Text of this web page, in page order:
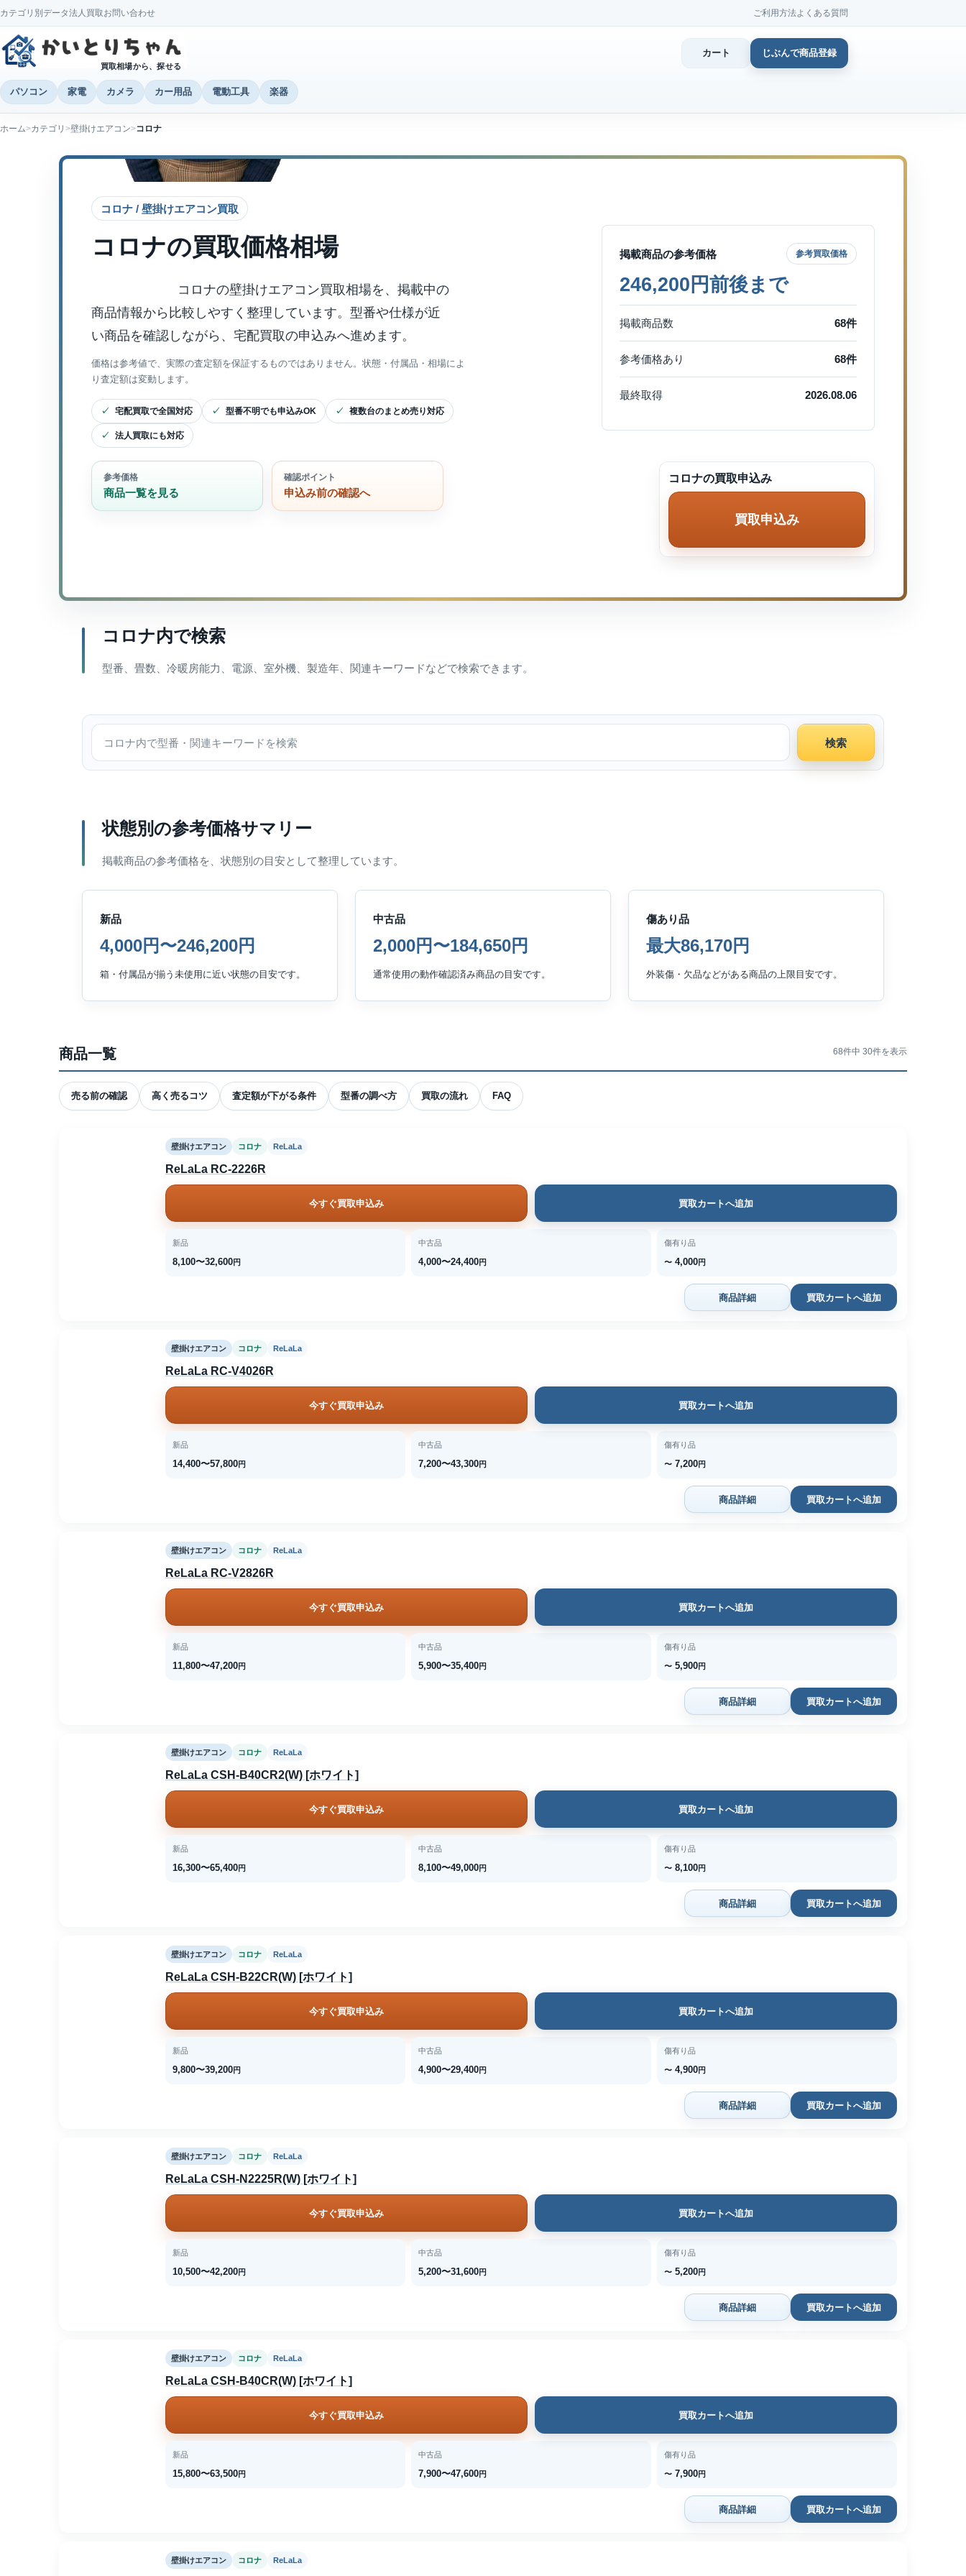
カテゴリ別データ法人買取お問い合わせ ご利用方法よくある質問
買取相場から、探せる
カート じぶんで商品登録
パソコン 家電 カメラ カー用品 電動工具 楽器
ホーム カテゴリ 壁掛けエアコン コロナ
コロナ / 壁掛けエアコン買取
コロナの買取価格相場 掲載商品の参考価格 参考買取価格
246,200円前後まで
掲載商品数 68件
参考価格あり 68件
最終取得 2026.08.06
コロナの壁掛けエアコン買取相場を、掲載中の
商品情報から比較しやすく整理しています。型番や仕様が近
い商品を確認しながら、宅配買取の申込みへ進めます。
価格は参考値で、実際の査定額を保証するものではありません。状態・付属品・相場によ
り査定額は変動します。
宅配買取で全国対応 型番不明でも申込みOK 複数台のまとめ売り対応
法人買取にも対応
参考価格
商品一覧を見る
確認ポイント
申込み前の確認へ
コロナの買取申込み
買取申込み
コロナ内で検索
型番、畳数、冷暖房能力、電源、室外機、製造年、関連キーワードなどで検索できます。
コロナ内で検索
検索
状態別の参考価格サマリー
掲載商品の参考価格を、状態別の目安として整理しています。
新品
4,000円〜246,200円
箱・付属品が揃う未使用に近い状態の目安です。
中古品
2,000円〜184,650円
通常使用の動作確認済み商品の目安です。
傷あり品
最大86,170円
外装傷・欠品などがある商品の上限目安です。
商品一覧 68件中 30件を表示
売る前の確認 高く売るコツ 査定額が下がる条件 型番の調べ方 買取の流れ FAQ
壁掛けエアコン コロナ ReLaLa
ReLaLa RC-2226R
今すぐ買取申込み 買取カートへ追加
新品
8,100〜32,600円
中古品
4,000〜24,400円
傷有り品
〜 4,000円
商品詳細 買取カートへ追加
壁掛けエアコン コロナ ReLaLa
ReLaLa RC-V4026R
今すぐ買取申込み 買取カートへ追加
新品
14,400〜57,800円
中古品
7,200〜43,300円
傷有り品
〜 7,200円
商品詳細 買取カートへ追加
壁掛けエアコン コロナ ReLaLa
ReLaLa RC-V2826R
今すぐ買取申込み 買取カートへ追加
新品
11,800〜47,200円
中古品
5,900〜35,400円
傷有り品
〜 5,900円
商品詳細 買取カートへ追加
壁掛けエアコン コロナ ReLaLa
ReLaLa CSH-B40CR2(W) [ホワイト]
今すぐ買取申込み 買取カートへ追加
新品
16,300〜65,400円
中古品
8,100〜49,000円
傷有り品
〜 8,100円
商品詳細 買取カートへ追加
壁掛けエアコン コロナ ReLaLa
ReLaLa CSH-B22CR(W) [ホワイト]
今すぐ買取申込み 買取カートへ追加
新品
9,800〜39,200円
中古品
4,900〜29,400円
傷有り品
〜 4,900円
商品詳細 買取カートへ追加
壁掛けエアコン コロナ ReLaLa
ReLaLa CSH-N2225R(W) [ホワイト]
今すぐ買取申込み 買取カートへ追加
新品
10,500〜42,200円
中古品
5,200〜31,600円
傷有り品
〜 5,200円
商品詳細 買取カートへ追加
壁掛けエアコン コロナ ReLaLa
ReLaLa CSH-B40CR(W) [ホワイト]
今すぐ買取申込み 買取カートへ追加
新品
15,800〜63,500円
中古品
7,900〜47,600円
傷有り品
〜 7,900円
商品詳細 買取カートへ追加
壁掛けエアコン コロナ ReLaLa